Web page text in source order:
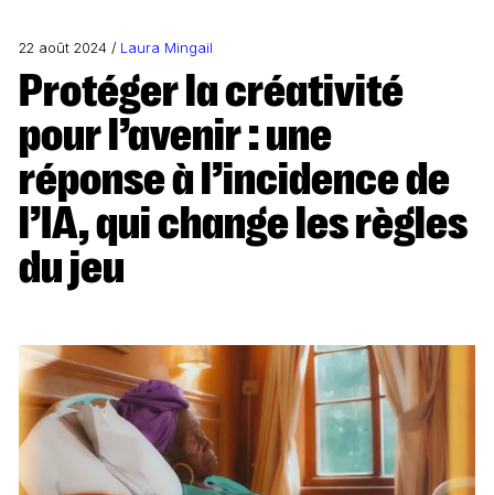
22 août 2024 / Laura Mingail
Protéger la créativité
pour l’avenir : une
réponse à l’incidence de
l’IA, qui change les règles
du jeu